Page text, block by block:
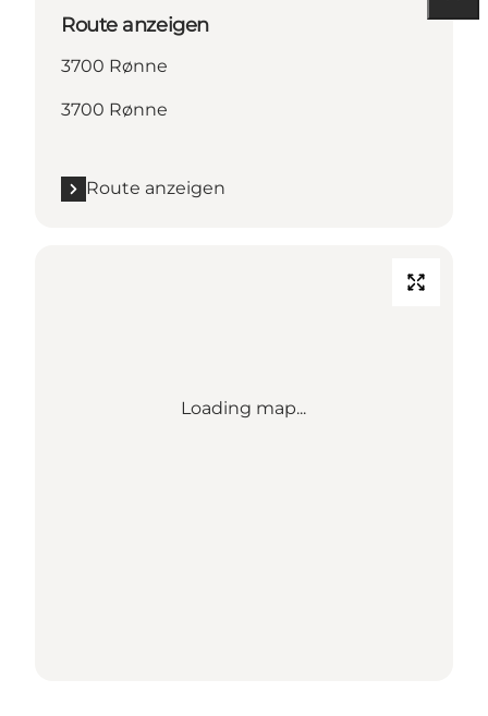
Route anzeigen
3700 Rønne
3700 Rønne
Route anzeigen
Loading map...